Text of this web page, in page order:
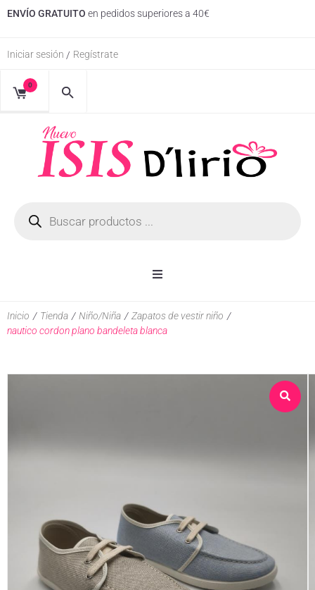
ENVÍO GRATUITO en pedidos superiores a 40€
Iniciar sesión / Regístrate
0
Inicio
Inicio / Tienda / Niño/Niña / Zapatos de vestir niño /
nautico cordon plano bandeleta blanca